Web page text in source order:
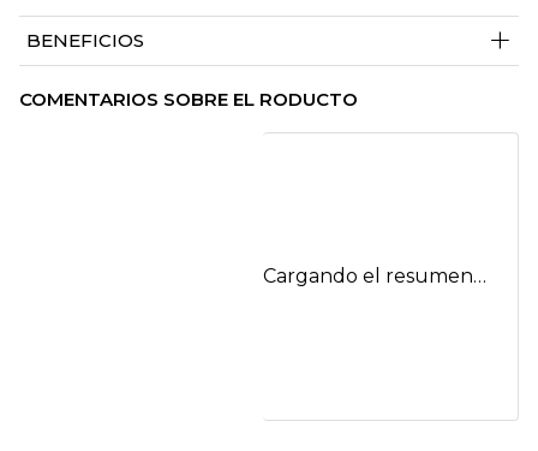
BENEFICIOS +
COMENTARIOS SOBRE EL RODUCTO
Cargando el resumen…